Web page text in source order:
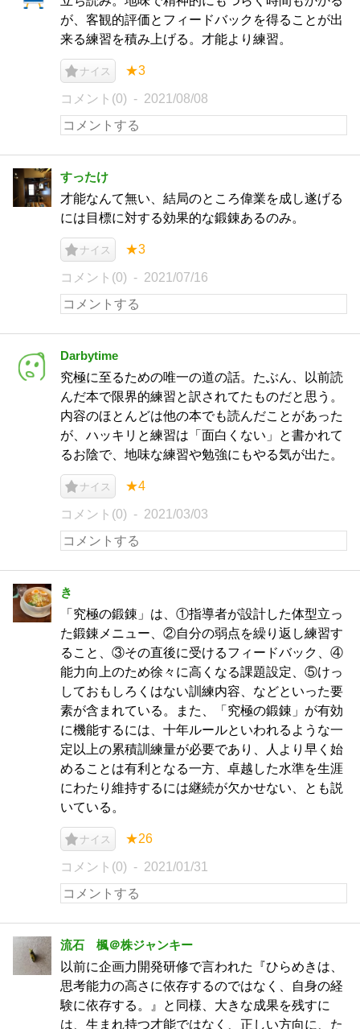
が、客観的評価とフィードバックを得ることが出
来る練習を積み上げる。才能より練習。
ナイス ★3
コメント(0) 2021/08/08
すったけ
才能なんて無い、結局のところ偉業を成し遂げる
には目標に対する効果的な鍛錬あるのみ。
ナイス ★3
コメント(0) 2021/07/16
Darbytime
究極に至るための唯一の道の話。たぶん、以前読
んだ本で限界的練習と訳されてたものだと思う。
内容のほとんどは他の本でも読んだことがあった
が、ハッキリと練習は「面白くない」と書かれて
るお陰で、地味な練習や勉強にもやる気が出た。
ナイス ★4
コメント(0) 2021/03/03
き
「究極の鍛錬」は、①指導者が設計した体型立っ
た鍛錬メニュー、②自分の弱点を繰り返し練習す
ること、③その直後に受けるフィードバック、④
能力向上のため徐々に高くなる課題設定、⑤けっ
しておもしろくはない訓練内容、などといった要
素が含まれている。また、「究極の鍛錬」が有効
に機能するには、十年ルールといわれるような一
定以上の累積訓練量が必要であり、人より早く始
めることは有利となる一方、卓越した水準を生涯
にわたり維持するには継続が欠かせない、とも説
いている。
ナイス ★26
コメント(0) 2021/01/31
流石 楓＠株ジャンキー
以前に企画力開発研修で言われた『ひらめきは、
思考能力の高さに依存するのではなく、自身の経
験に依存する。』と同様、大きな成果を残すに
は、生まれ持つ才能ではなく、正しい方向に、た